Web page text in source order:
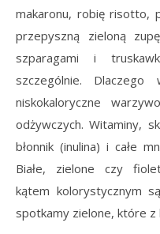
makaronu, robię risotto,
przepyszną zieloną
szparagami i
szczególnie.
niskokaloryczne
odżywczych. Witaminy,
błonnik (inulina) i całe
Białe, zielone czy
kątem kolorystycznym
spotkamy zielone, które z